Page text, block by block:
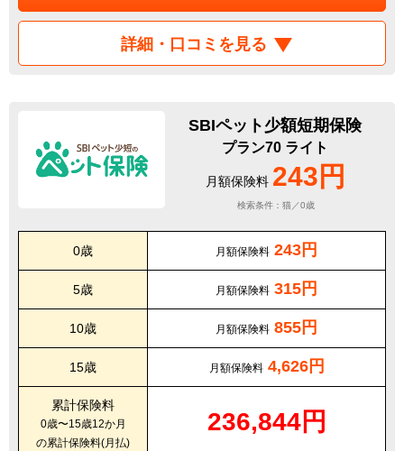
詳細・口コミを見る
SBIペット少額短期保険
プラン70 ライト
月額保険料 243円
検索条件：猫／0歳
0歳 月額保険料 243円
5歳 月額保険料 315円
10歳 月額保険料 855円
15歳 月額保険料 4,626円
累計保険料
0歳〜15歳12か月
の累計保険料(月払)
236,844円